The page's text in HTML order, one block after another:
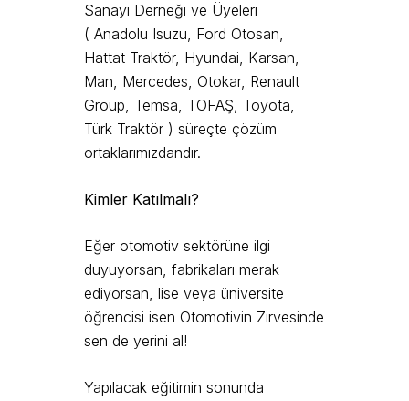
Sanayi Derneği ve Üyeleri
( Anadolu Isuzu, Ford Otosan,
Hattat Traktör, Hyundai, Karsan,
Man, Mercedes, Otokar, Renault
Group, Temsa, TOFAŞ, Toyota,
Türk Traktör ) süreçte çözüm
ortaklarımızdandır.
Kimler Katılmalı?
Eğer otomotiv sektörüne ilgi
duyuyorsan, fabrikaları merak
ediyorsan, lise veya üniversite
öğrencisi isen Otomotivin Zirvesinde
sen de yerini al!
Yapılacak eğitimin sonunda